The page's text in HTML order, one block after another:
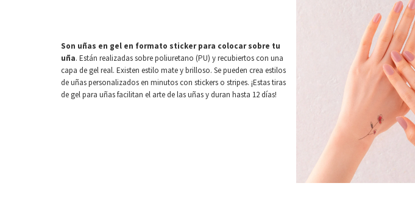
Son uñas en gel en formato sticker para colocar sobre tu
uña. Están realizadas sobre poliuretano (PU) y recubiertos con una
capa de gel real. Existen estilo mate y brilloso. Se pueden crea estilos
de uñas personalizados en minutos con stickers o stripes. ¡Estas tiras
de gel para uñas facilitan el arte de las uñas y duran hasta 12 días!